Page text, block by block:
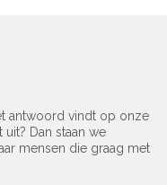
antwoord vindt op onze
uit? Dan staan we
mensen die graag met